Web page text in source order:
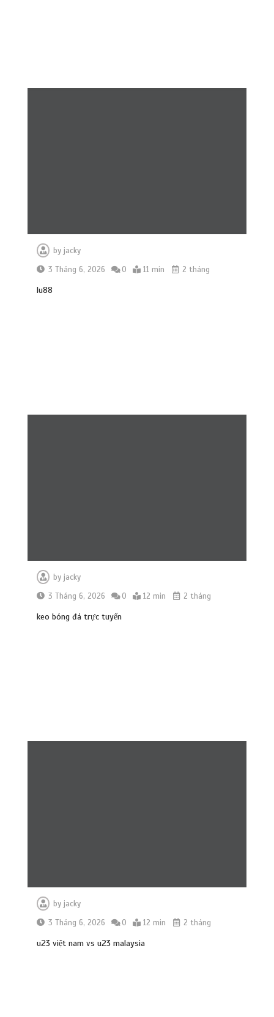
byjacky
3 Tháng 6, 2026
0 11 min 2 tháng
lu88
byjacky
3 Tháng 6, 2026
0 12 min 2 tháng
keo bóng đá trực tuyến
byjacky
3 Tháng 6, 2026
0 12 min 2 tháng
u23 việt nam vs u23 malaysia